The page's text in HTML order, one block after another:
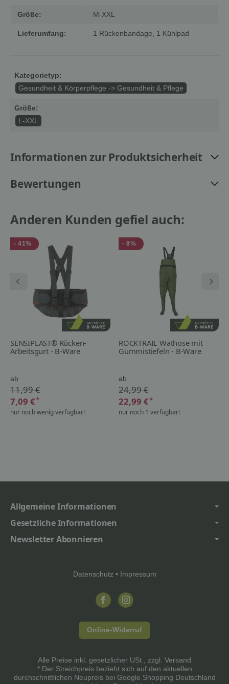
Größe: M-XXL
Lieferumfang: 1 Rückenbandage, 1 Kühlpad
Kategorietyp:
Gesundheit & Körperpflege -> Gesundheit & Pflege
Größe:
L-XXL
Informationen zur Produktsicherheit
Bewertungen
Anderen Kunden gefiel auch:
- 41%
SENSIPLAST® Rücken-
Arbeitsgurt - B-Ware
ab
11,99 €
7,09 €*
nur noch wenig verfügbar!
- 8%
ROCKTRAIL Wathose mit
Gummistiefeln - B-Ware
ab
24,99 €
22,99 €*
nur noch 1 verfügbar!
Allgemeine Informationen
Gesetzliche Informationen
Newsletter Abonnieren
Datenschutz • Impressum
Online-Widerruf
Alle Preise inkl. gesetzlicher USt., zzgl. Versand
* Der Streichpreis bezieht sich auf den aktuellen
durchschnittlichen Neupreis bei Google Shopping Deutschland